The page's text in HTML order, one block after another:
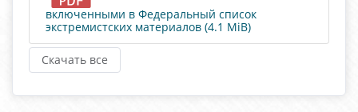
включенными в Федеральный список
экстремистских материалов (4.1 MiB)
Скачать все